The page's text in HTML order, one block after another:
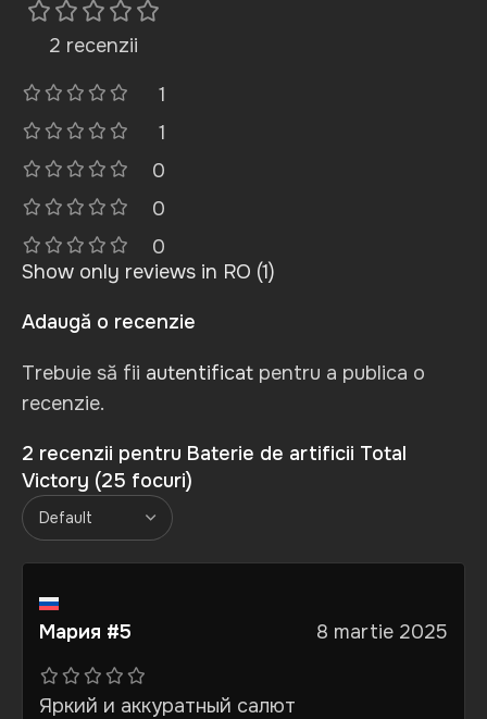
2 recenzii
1
1
0
0
0
2 recenzii pentru Baterie de artificii Total
Victory (25 focuri)
Мария #5 8 martie 2025
Яркий и аккуратный салют
Show only reviews in RO (1)
Adaugă o recenzie
Trebuie să fii autentificat pentru a publica o
recenzie.